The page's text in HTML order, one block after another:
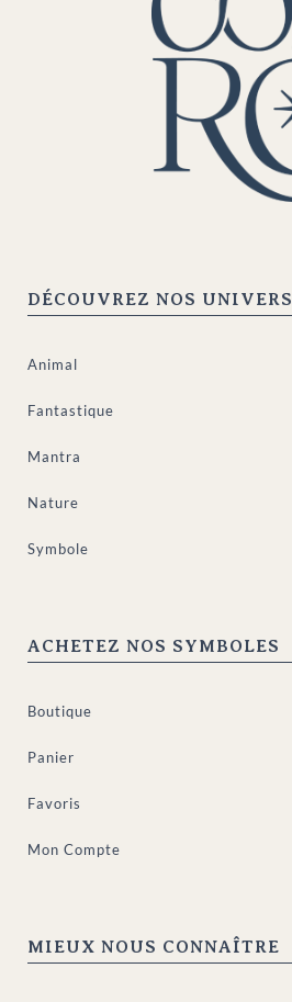
DÉCOUVREZ NOS UNIVERS
Animal
Fantastique
Mantra
Nature
Symbole
ACHETEZ NOS SYMBOLES
Boutique
Panier
Favoris
Mon Compte
MIEUX NOUS CONNAÎTRE